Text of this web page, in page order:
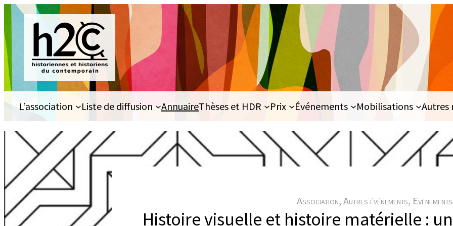
Aller
au
contenu
L’association Liste de diffusion AnnuaireThèses et HDR Prix Événements Mobilisations Autres
Association, Autres événements, Evènements
Histoire visuelle et histoire matérielle :